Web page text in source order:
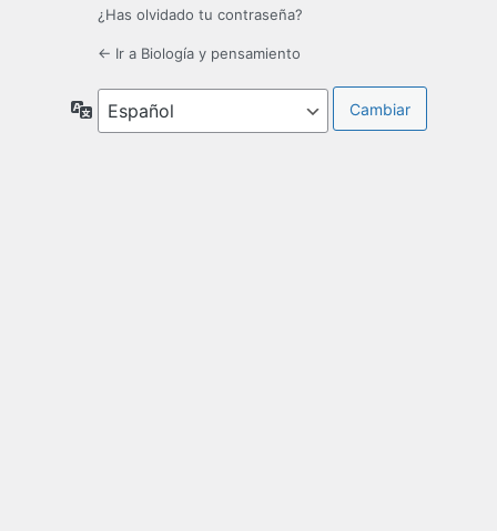
¿Has olvidado tu contraseña?
← Ir a Biología y pensamiento
Idioma